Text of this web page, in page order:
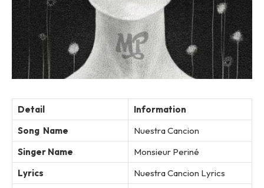
Detail
Information
Song Name
Nuestra Cancion
Singer Name
Monsieur Periné
Lyrics
Nuestra Cancion Lyrics